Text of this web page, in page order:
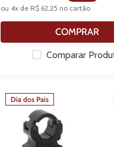
ou 4x de R$ 62 ,25 no cartão
COMPRAR
Comparar
Dia dos Pais